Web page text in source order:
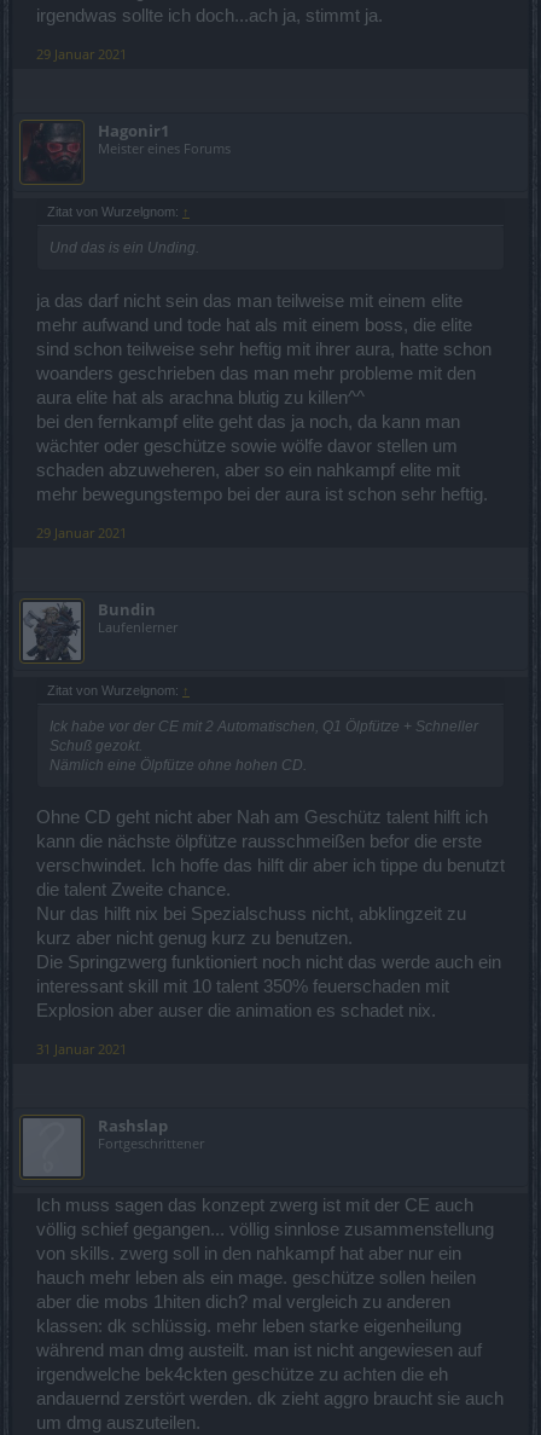
irgendwas sollte ich doch...ach ja, stimmt ja.
29 Januar 2021
Hagonir1
Meister eines Forums
Zitat von Wurzelgnom: ↑
Und das is ein Unding.
ja das darf nicht sein das man teilweise mit einem elite
mehr aufwand und tode hat als mit einem boss, die elite
sind schon teilweise sehr heftig mit ihrer aura, hatte schon
woanders geschrieben das man mehr probleme mit den
aura elite hat als arachna blutig zu killen^^
bei den fernkampf elite geht das ja noch, da kann man
wächter oder geschütze sowie wölfe davor stellen um
schaden abzuweheren, aber so ein nahkampf elite mit
mehr bewegungstempo bei der aura ist schon sehr heftig.
29 Januar 2021
Bundin
Laufenlerner
Zitat von Wurzelgnom: ↑
Ick habe vor der CE mit 2 Automatischen, Q1 Ölpfütze + Schneller
Schuß gezokt.
Nämlich eine Ölpfütze ohne hohen CD.
Ohne CD geht nicht aber Nah am Geschütz talent hilft ich
kann die nächste ölpfütze rausschmeißen befor die erste
verschwindet. Ich hoffe das hilft dir aber ich tippe du benutzt
die talent Zweite chance.
Nur das hilft nix bei Spezialschuss nicht, abklingzeit zu
kurz aber nicht genug kurz zu benutzen.
Die Springzwerg funktioniert noch nicht das werde auch ein
interessant skill mit 10 talent 350% feuerschaden mit
Explosion aber auser die animation es schadet nix.
31 Januar 2021
Rashslap
Fortgeschrittener
Ich muss sagen das konzept zwerg ist mit der CE auch
völlig schief gegangen... völlig sinnlose zusammenstellung
von skills. zwerg soll in den nahkampf hat aber nur ein
hauch mehr leben als ein mage. geschütze sollen heilen
aber die mobs 1hiten dich? mal vergleich zu anderen
klassen: dk schlüssig. mehr leben starke eigenheilung
während man dmg austeilt. man ist nicht angewiesen auf
irgendwelche bek4ckten geschütze zu achten die eh
andauernd zerstört werden. dk zieht aggro braucht sie auch
um dmg auszuteilen.